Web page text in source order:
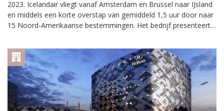
2023. Icelandair vliegt vanaf Amsterdam en Brussel naar IJsland
en middels een korte overstap van gemiddeld 1,5 uur door naar
15 Noord-Amerikaanse bestemmingen. Het bedrijf presenteert
Zakenreis Conference.